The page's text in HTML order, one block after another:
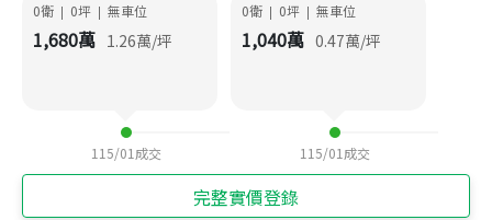
0衛 | 0坪 | 無車位
1,680萬 1.26萬/坪
115/01 成交
0衛 | 0坪 | 無車位
1,040萬 0.47萬/坪
115/01 成交
完整實價登錄